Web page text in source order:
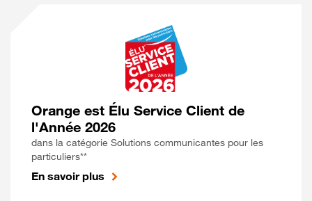
Orange est Élu Service Client de
l'Année 2026
dans la catégorie Solutions communicantes pour les
particuliers**
En savoir plus